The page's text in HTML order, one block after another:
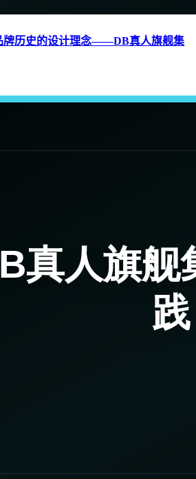
牌历史的设计理念——DB真人旗舰集